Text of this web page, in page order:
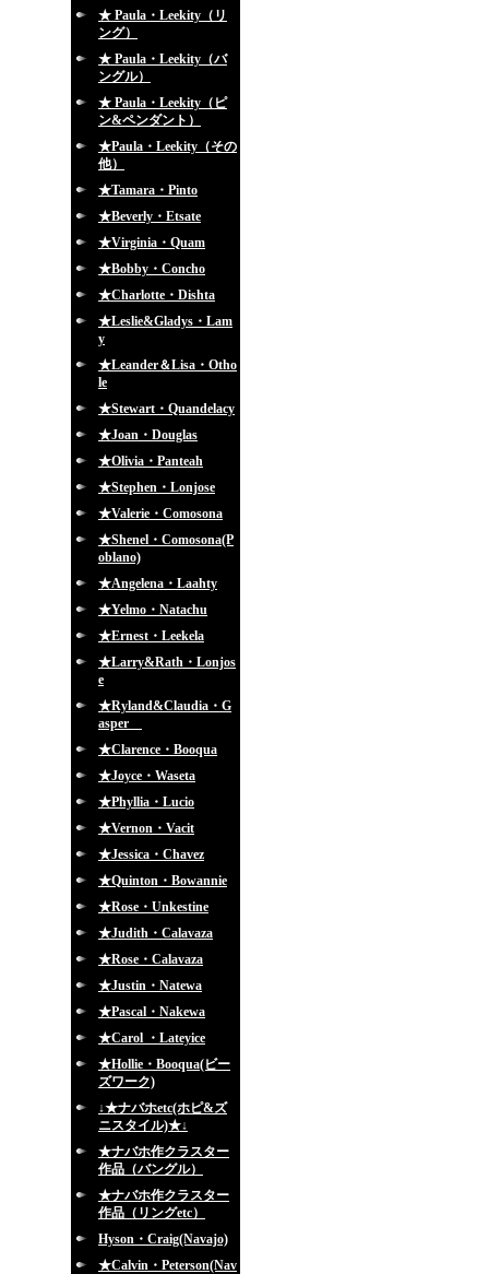
★ Paula・Leekity（リ
ング）
★ Paula・Leekity（バ
ングル）
★ Paula・Leekity（ピ
ン&ペンダント）
★Paula・Leekity（その
他）
★Tamara・Pinto
★Beverly・Etsate
★Virginia・Quam
★Bobby・Concho
★Charlotte・Dishta
★Leslie&Gladys・Lam
y
★Leander＆Lisa・Otho
le
★Stewart・Quandelacy
★Joan・Douglas
★Olivia・Panteah
★Stephen・Lonjose
★Valerie・Comosona
★Shenel・Comosona(P
oblano)
★Angelena・Laahty
★Yelmo・Natachu
★Ernest・Leekela
★Larry&Rath・Lonjos
e
★Ryland&Claudia・G
asper
★Clarence・Booqua
★Joyce・Waseta
★Phyllia・Lucio
★Vernon・Vacit
★Jessica・Chavez
★Quinton・Bowannie
★Rose・Unkestine
★Judith・Calavaza
★Rose・Calavaza
★Justin・Natewa
★Pascal・Nakewa
★Carol ・Lateyice
★Hollie・Booqua(ビー
ズワーク)
↓★ナバホetc(ホピ&ズ
ニスタイル)★↓
★ナバホ作クラスター
作品（バングル）
★ナバホ作クラスター
作品（リングetc）
Hyson・Craig(Navajo)
★Calvin・Peterson(Nav